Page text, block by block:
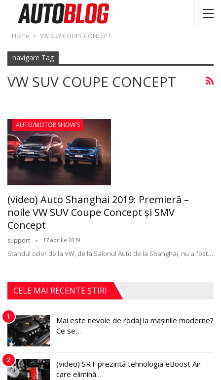
Home VW SUV COUPE CONCEPT
navigare Tag
VW SUV COUPE CONCEPT
AUTO/MOTOR SHOW'S
(video) Auto Shanghai 2019: Premieră –
noile VW SUV Coupe Concept şi SMV
Concept
support 17 aprilie 2019
Standul celor de la VW, de la Salonul Auto de la Shanghai, nu a fost…
CELE MAI RECENTE ȘTIRI
1
Mai este nevoie de rodaj la mașinile moderne?
Ce se…
2
(video) SRT prezintă tehnologia eBoost Air
care elimină…